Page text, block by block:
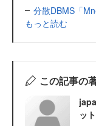
分散DBMS「
もっと読む
この記事の
ッ